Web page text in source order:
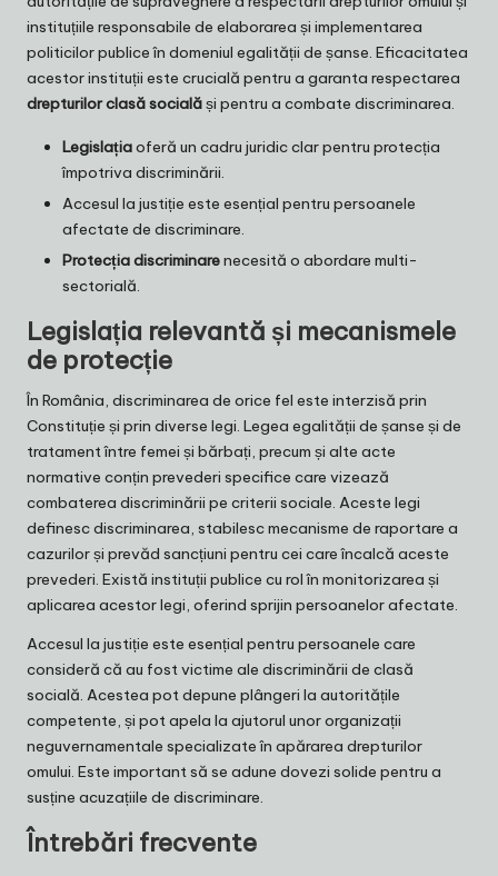
instituțiile responsabile de elaborarea și implementarea
politicilor publice în domeniul egalității de șanse. Eficacitatea
acestor instituții este crucială pentru a garanta respectarea
drepturilor clasă socialăși pentru a combate discriminarea.
Legislațiaoferă un cadru juridic clar pentru protecția
împotriva discriminării.
Accesul la justiție este esențial pentru persoanele
afectate de discriminare.
Protecția discriminarenecesită o abordare multi-
sectorială.
Legislația relevantă și mecanismele
de protecție
În România, discriminarea de orice fel este interzisă prin
Constituție și prin diverse legi. Legea egalității de șanse și de
tratament între femei și bărbați, precum și alte acte
normative conțin prevederi specifice care vizează
combaterea discriminării pe criterii sociale. Aceste legi
definesc discriminarea, stabilesc mecanisme de raportare a
cazurilor și prevăd sancțiuni pentru cei care încalcă aceste
prevederi. Există instituții publice cu rol în monitorizarea și
aplicarea acestor legi, oferind sprijin persoanelor afectate.
Accesul la justiție este esențial pentru persoanele care
consideră că au fost victime ale discriminării de clasă
socială. Acestea pot depune plângeri la autoritățile
competente, și pot apela la ajutorul unor organizații
neguvernamentale specializate în apărarea drepturilor
omului. Este important să se adune dovezi solide pentru a
susține acuzațiile de discriminare.
Întrebări frecvente